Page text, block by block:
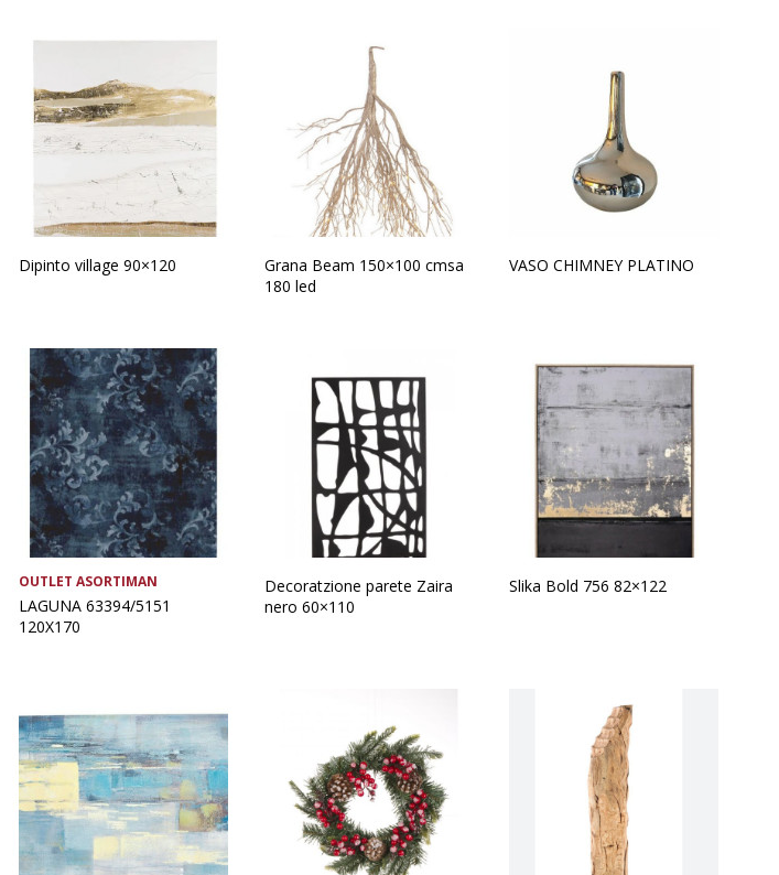
Dipinto village 90×120
Grana Beam 150×100 cmsa
180 led
VASO CHIMNEY PLATINO
OUTLET ASORTIMAN
LAGUNA 63394/5151
120X170
Decoratzione parete Zaira
nero 60×110
Slika Bold 756 82×122